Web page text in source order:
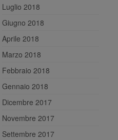
Luglio 2018
Giugno 2018
Aprile 2018
Marzo 2018
Febbraio 2018
Gennaio 2018
Dicembre 2017
Novembre 2017
Settembre 2017